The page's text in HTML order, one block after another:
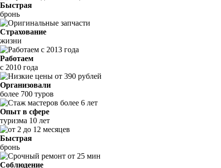
Быстрая
бронь
Страхование
жизни
Работаем
с 2010 года
Организовали
более 700 туров
Опыт в сфере
туризма 10 лет
Быстрая
бронь
Соблюдение